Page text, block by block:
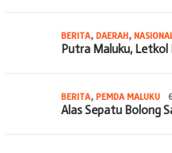
BERITA, DAERAH,
Putra Maluku,
BERITA, PEMDA MALUKU
Alas Sepatu Bolong